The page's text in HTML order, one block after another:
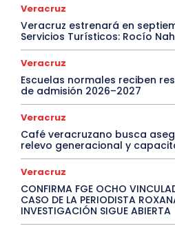
Veracruz
Veracruz estrenará en
Servicios Turísticos: Rocío
Veracruz
Escuelas normales reciben
de admisión 2026–2027
Veracruz
Café veracruzano busca
relevo generacional y
Veracruz
CONFIRMA FGE OCHO
CASO DE LA PERIODISTA
INVESTIGACIÓN SIGUE ABIERTA